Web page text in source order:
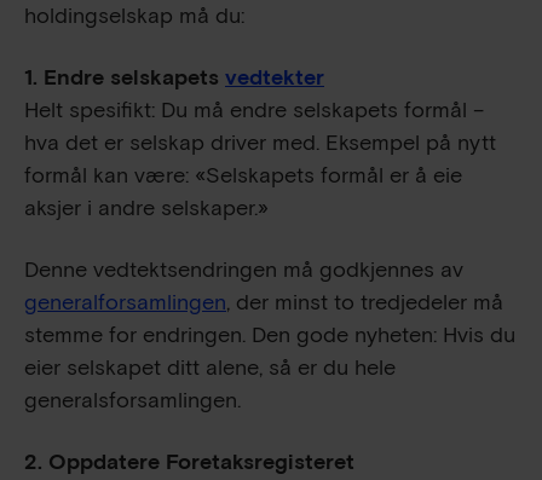
holdingselskap må du:
1. Endre selskapets vedtekter
Helt spesifikt: Du må endre selskapets formål –
hva det er selskap driver med. Eksempel på nytt
formål kan være: «Selskapets formål er å eie
aksjer i andre selskaper.»
Denne vedtektsendringen må godkjennes av
generalforsamlingen, der minst to tredjedeler må
stemme for endringen. Den gode nyheten: Hvis du
eier selskapet ditt alene, så er du hele
generalsforsamlingen.
2. Oppdatere Foretaksregisteret